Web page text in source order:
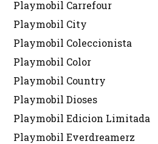
Playmobil Carrefour
Playmobil City
Playmobil Coleccionista
Playmobil Color
Playmobil Country
Playmobil Dioses
Playmobil Edicion Limitada
Playmobil Everdreamerz